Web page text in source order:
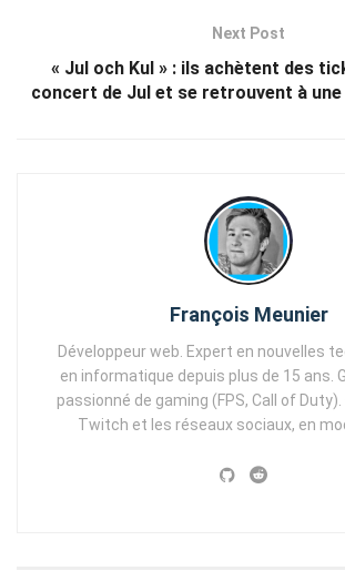
Next Post
« Jul och Kul » : ils achètent des
concert de Jul et se retrouvent à une
François Meunier
Développeur web. Expert en nouvelles
en informatique depuis plus de 15 ans.
passionné de gaming (FPS, Call of
Twitch et les réseaux sociaux, en